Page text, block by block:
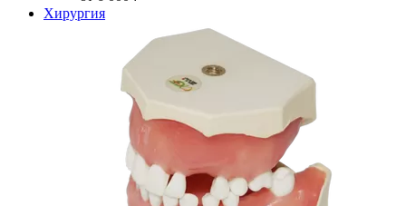
Хирургия